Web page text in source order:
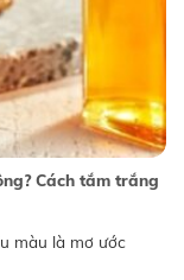
Cách tắm trắng
màu là mơ ước